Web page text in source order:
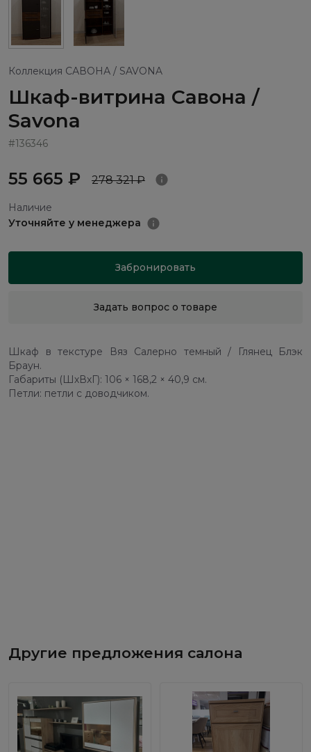
Коллекция САВОНА / SAVONA
Шкаф-витрина Савона /
Savona
#136346
55 665 ₽ 278 321 ₽
Наличие
Уточняйте у менеджера
Забронировать
Задать вопрос о товаре
Шкаф в текстуре Вяз Салерно темный / Глянец Блэк
Браун.
Габариты (ШхВхГ): 106 × 168,2 × 40,9 см.
Петли: петли с доводчиком.
Другие предложения салона